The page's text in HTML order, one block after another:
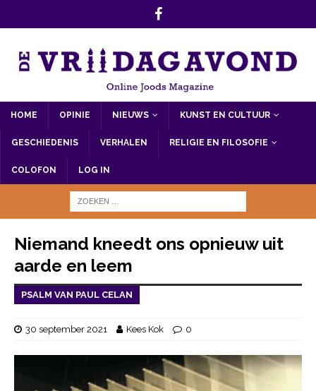
HOME OPINIE NIEUWS KUNST EN CULTUUR
GESCHIEDENIS VERHALEN RELIGIE EN FILOSOFIE
COLOFON LOG IN
Niemand kneedt ons opnieuw uit
aarde en leem
PSALM VAN PAUL CELAN
30 september 2021 Kees Kok 0